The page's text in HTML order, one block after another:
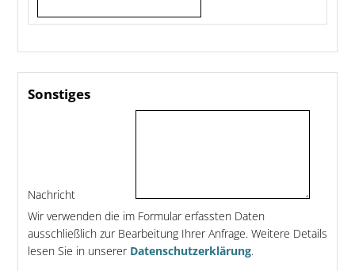
Sonstiges
Nachricht
Wir verwenden die im Formular erfassten Daten
ausschließlich zur Bearbeitung Ihrer Anfrage. Weitere Details
lesen Sie in unserer Datenschutzerklärung.